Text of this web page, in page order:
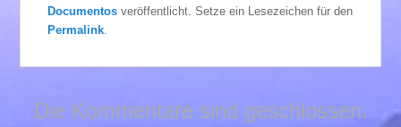
Documentos veröffentlicht. Setze ein Lesezeichen für den
Permalink
Die Kommentare sind geschlossen.